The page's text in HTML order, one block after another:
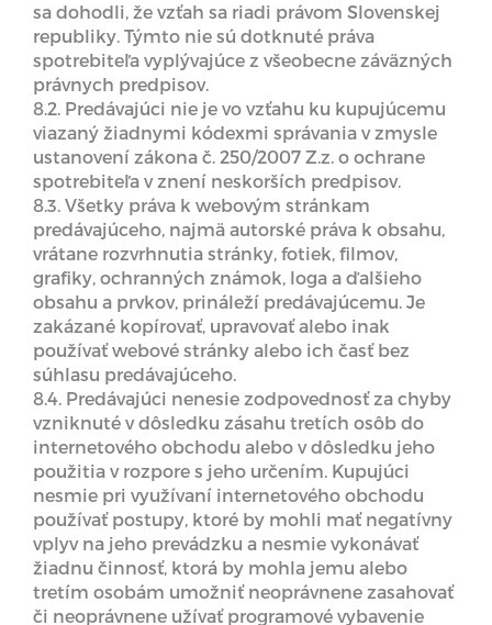
sa dohodli, že vzťah sa riadi právom Slovenskej
republiky. Týmto nie sú dotknuté práva
spotrebiteľa vyplývajúce z všeobecne záväzných
právnych predpisov.
8.2. Predávajúci nie je vo vzťahu ku kupujúcemu
viazaný žiadnymi kódexmi správania v zmysle
ustanovení zákona č. 250/2007 Z.z. o ochrane
spotrebiteľa v znení neskorších predpisov.
8.3. Všetky práva k webovým stránkam
predávajúceho, najmä autorské práva k obsahu,
vrátane rozvrhnutia stránky, fotiek, filmov,
grafiky, ochranných známok, loga a ďalšieho
obsahu a prvkov, prináleží predávajúcemu. Je
zakázané kopírovať, upravovať alebo inak
používať webové stránky alebo ich časť bez
súhlasu predávajúceho.
8.4. Predávajúci nenesie zodpovednosť za chyby
vzniknuté v dôsledku zásahu tretích osôb do
internetového obchodu alebo v dôsledku jeho
použitia v rozpore s jeho určením. Kupujúci
nesmie pri využívaní internetového obchodu
používať postupy, ktoré by mohli mať negatívny
vplyv na jeho prevádzku a nesmie vykonávať
žiadnu činnosť, ktorá by mohla jemu alebo
tretím osobám umožniť neoprávnene zasahovať
či neoprávnene užívať programové vybavenie